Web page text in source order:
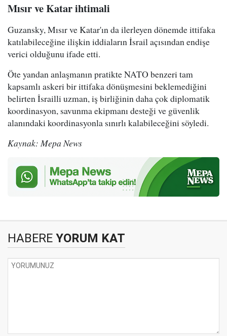
Mısır ve Katar ihtimali
Guzansky, Mısır ve Katar'ın da ilerleyen dönemde ittifaka
katılabileceğine ilişkin iddiaların İsrail açısından endişe
verici olduğunu ifade etti.
Öte yandan anlaşmanın pratikte NATO benzeri tam
kapsamlı askeri bir ittifaka dönüşmesini beklemediğini
belirten İsrailli uzman, iş birliğinin daha çok diplomatik
koordinasyon, savunma ekipmanı desteği ve güvenlik
alanındaki koordinasyonla sınırlı kalabileceğini söyledi.
Kaynak: Mepa News
HABERE YORUM KAT